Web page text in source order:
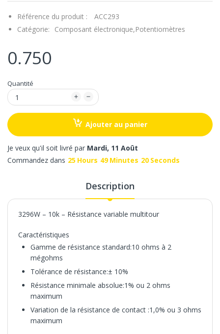
Référence du produit :
ACC293
Catégorie:
Composant électronique,Potentiomètres
0.750
Quantité
Ajouter au panier
Je veux qu'il soit livré par Mardi, 11 Août
Commandez dans 25 Hours 49 Minutes 20 Seconds
Description
3296W – 10k – Résistance variable multitour
Caractéristiques
Gamme de résistance standard:10 ohms à 2
mégohms
Tolérance de résistance:± 10%
Résistance minimale absolue:1% ou 2 ohms
maximum
Variation de la résistance de contact :1,0% ou 3 ohms
maximum